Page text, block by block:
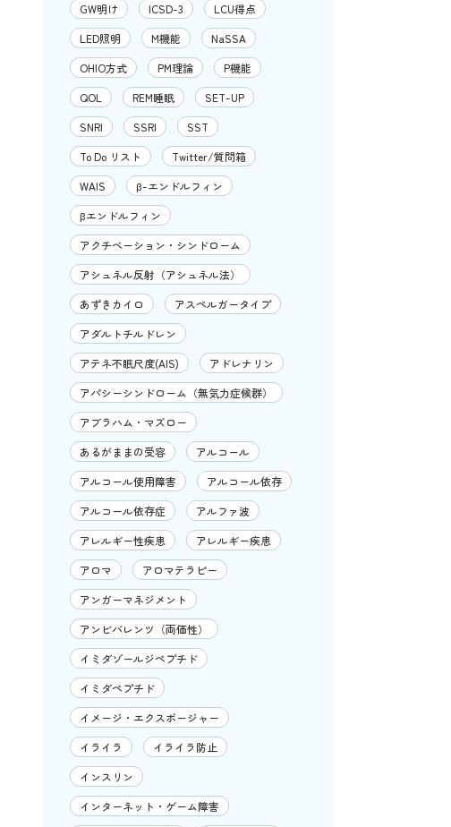
GW明け
ICSD-3
LCU得点
LED照明
M機能
NaSSA
OHIO方式
PM理論
P機能
QOL
REM睡眠
SET-UP
SNRI
SSRI
SST
To Do リスト
Twitter/質問箱
WAIS
β-エンドルフィン
βエンドルフィン
アクチベーション・シンドローム
アシュネル反射（アシュネル法）
あずきカイロ
アスペルガータイプ
アダルトチルドレン
アテネ不眠尺度(AIS)
アドレナリン
アパシーシンドローム（無気力症候群）
アブラハム・マズロー
あるがままの受容
アルコール
アルコール使用障害
アルコール依存
アルコール依存症
アルファ波
アレルギー性疾患
アレルギー疾患
アロマ
アロマテラピー
アンガーマネジメント
アンビバレンツ（両価性）
イミダゾールジペプチド
イミダペプチド
イメージ・エクスポージャー
イライラ
イライラ防止
インスリン
インターネット・ゲーム障害